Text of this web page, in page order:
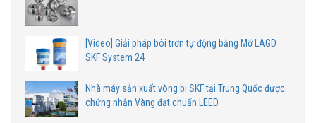
[Video] Giải pháp bôi trơn tự động bằng Mỡ LAGD
SKF System 24
Nhà máy sản xuất vòng bi SKF tại Trung Quốc được
chứng nhận Vàng đạt chuẩn LEED